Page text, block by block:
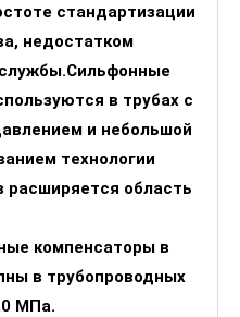
стандартизации
недостатком
в трубах с
и небольшой
технологии
расширяется область
компенсаторы в
в трубопроводных
МПа.